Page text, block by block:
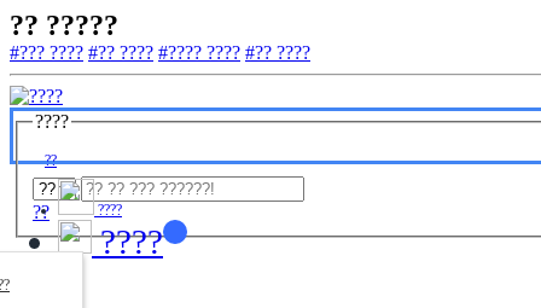
?? ?????
#??? ???? #?? ???? #???? ???? #?? ????
????
??
?? ????
????